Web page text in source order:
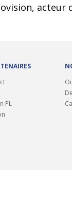
acteur
PL